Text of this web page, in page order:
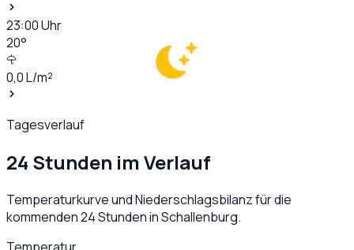
23:00Uhr
20°
0,0L/m²
Tagesverlauf
24 Stunden im Verlauf
Temperaturkurve und Niederschlagsbilanz für die
kommenden 24 Stunden inSchallenburg.